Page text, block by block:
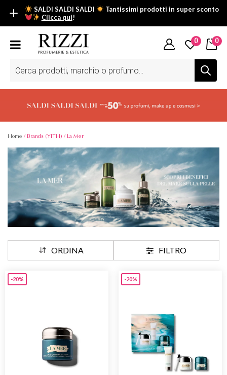
SALDI SALDI SALDI
Tantissimi prodotti in super sconto
Clicca qui!
SALDI SALDI SALDI
Fino al -50% su tantissimi prodotti beauty nella sezione saldi: il
Scopri tutti i prodotti in super saldo!Clicca qui
prodotti
0 0
Home / Brands (YITH) / La Mer
ORDINA FILTRO
-20% -20%